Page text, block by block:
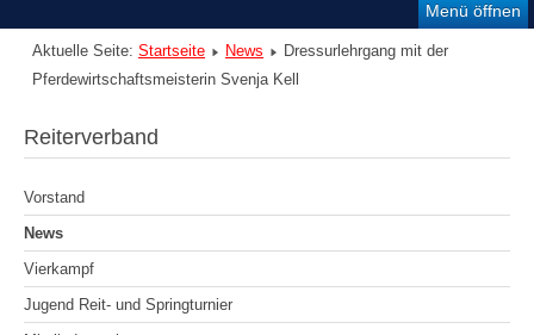
Menü öffnen
Aktuelle Seite: Startseite News
Dressurlehrgang mit der
Pferdewirtschaftsmeisterin Svenja Kell
Reiterverband
Vorstand
News
Vierkampf
Jugend Reit- und Springturnier